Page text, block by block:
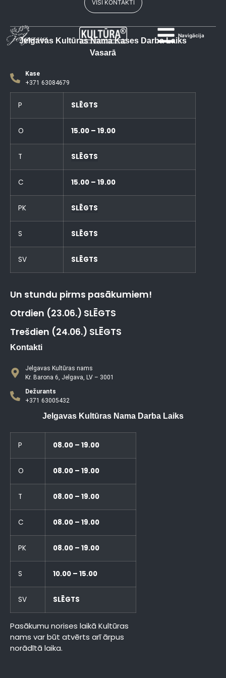
Navigācija
VISI KONTAKTI
Jelgavas Kultūras Nama Kases Darba Laiks
Vasarā
Kase
+371 63084679
P SLĒGTS
O 15.00 – 19.00
T SLĒGTS
C 15.00 – 19.00
PK SLĒGTS
S SLĒGTS
SV SLĒGTS
Un stundu pirms pasākumiem!
Otrdien (23.06.) SLĒGTS
Trešdien (24.06.) SLĒGTS
Kontakti
Jelgavas Kultūras nams
Kr. Barona 6, Jelgava, LV – 3001
Dežurants
+371 63005432
Jelgavas Kultūras Nama Darba Laiks
P 08.00 – 19.00
O 08.00 – 19.00
T 08.00 – 19.00
C 08.00 – 19.00
PK 08.00 – 19.00
S 10.00 – 15.00
SV SLĒGTS
Pasākumu norises laikā Kultūras
nams var būt atvērts arī ārpus
norādītā laika.